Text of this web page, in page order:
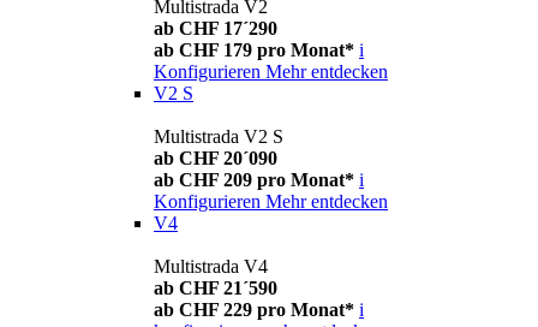
Multistrada V2
ab CHF 17´290
ab CHF 179 pro Monat* i
Konfigurieren Mehr entdecken
V2 S
Multistrada V2 S
ab CHF 20´090
ab CHF 209 pro Monat* i
Konfigurieren Mehr entdecken
V4
Multistrada V4
ab CHF 21´590
ab CHF 229 pro Monat* i